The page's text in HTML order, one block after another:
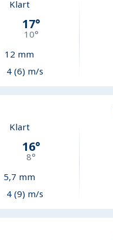
Klart
17°
10°
12 mm
4 (6) m/s
Klart
16°
8°
5,7 mm
4 (9) m/s